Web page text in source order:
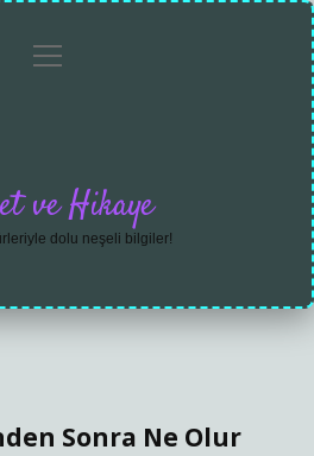
menüyü
ve Hikaye
dolu neşeli bilgiler!
Sonra Ne Olur